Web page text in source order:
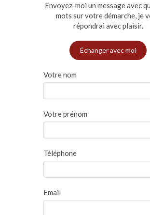
Envoyez-moi un message avec
mots sur votre démarche, je
répondrai avec plaisir.
Échanger avec moi
Votre nom
Votre prénom
Téléphone
Email